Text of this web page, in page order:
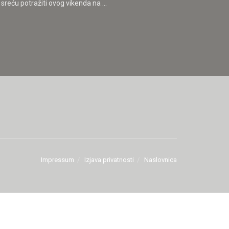
potražiti ovog vikenda na ...
Impressum Izjava privatnosti Naslovnica